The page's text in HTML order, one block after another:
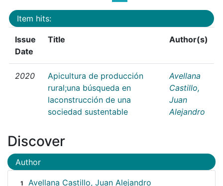
Item hits:
Issue
Date
Title Author(s)
2020
Apicultura de producción
rural;una búsqueda en
laconstrucción de una
sociedad sustentable
Avellana
Castillo,
Juan
Alejandro
Discover
Author
1 Avellana Castillo, Juan Alejandro